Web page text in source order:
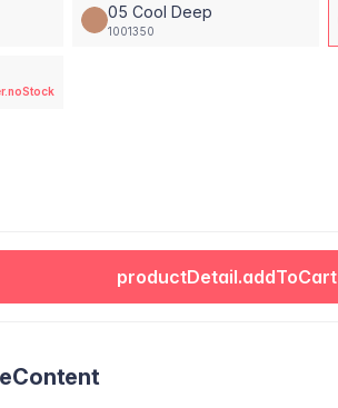
05 Cool Deep
1001350
productDetail.addToCart